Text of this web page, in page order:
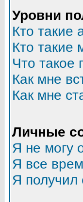
Уровни
Кто такие
Кто такие
Что такое
Как мне
Как мне
Личные
Я не могу
Я все
Я получил